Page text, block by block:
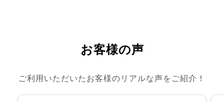
お客様の声
ご利用いただいたお客様のリアルな声をご紹介！